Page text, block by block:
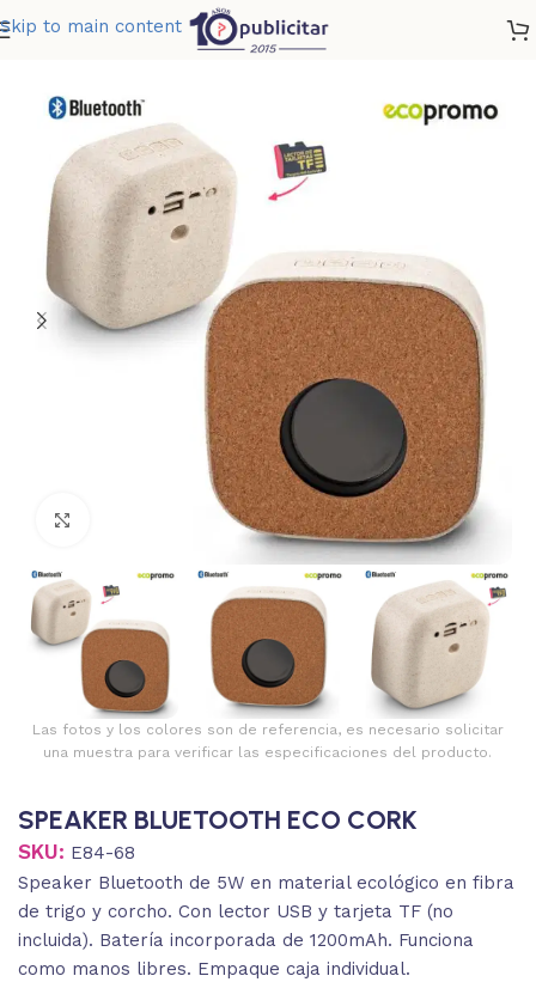
Skip to main content
SPEAKER BLUETOOTH ECO CORK
Las fotos y los colores son de referencia, es necesario solicitar
una muestra para verificar las especificaciones del producto.
SPEAKER BLUETOOTH ECO CORK
SKU: E84-68
Speaker Bluetooth de 5W en material ecológico en fibra
de trigo y corcho. Con lector USB y tarjeta TF (no
incluida). Batería incorporada de 1200mAh. Funciona
como manos libres. Empaque caja individual.